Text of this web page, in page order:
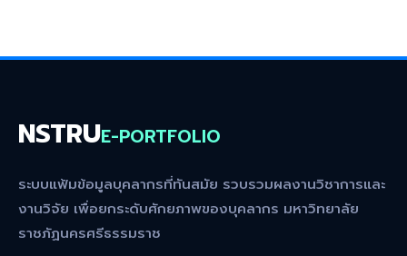
NSTRUE-PORTFOLIO
ระบบแฟ้มข้อมูลบุคลากรที่ทันสมัย รวบรวมผลงานวิชาการและ
งานวิจัย เพื่อยกระดับศักยภาพของบุคลากร มหาวิทยาลัย
ราชภัฏนครศรีธรรมราช